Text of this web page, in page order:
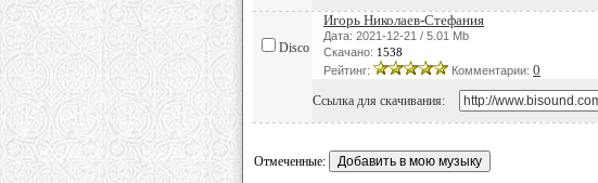
Disco
Игорь Николаев-Стефания
Дата: 2021-12-21 / 5.01 Mb
Скачано: 1538
Рейтинг:
Комментарии: 0
Ссылка для скачивания:
Отмеченные: